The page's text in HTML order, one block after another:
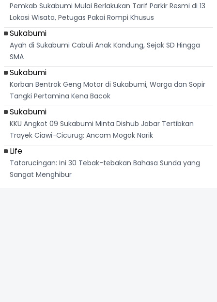
Pemkab Sukabumi Mulai Berlakukan Tarif Parkir Resmi di 13
Lokasi Wisata, Petugas Pakai Rompi Khusus
Sukabumi
Ayah di Sukabumi Cabuli Anak Kandung, Sejak SD Hingga
SMA
Sukabumi
Korban Bentrok Geng Motor di Sukabumi, Warga dan Sopir
Tangki Pertamina Kena Bacok
Sukabumi
KKU Angkot 09 Sukabumi Minta Dishub Jabar Tertibkan
Trayek Ciawi-Cicurug: Ancam Mogok Narik
Life
Tatarucingan: Ini 30 Tebak-tebakan Bahasa Sunda yang
Sangat Menghibur